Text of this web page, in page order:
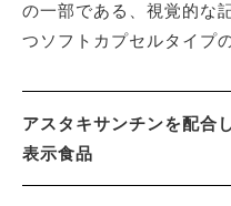
の一部である、視覚的な
つソフトカプセルタイプ
アスタキサンチンを配合
表示食品